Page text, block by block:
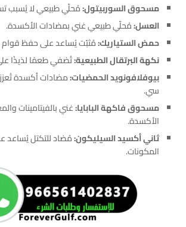
مسحوق السوربيتول:مُحلّي طبيعي لا يُسبب
العسل:مُحلّي طبيعي غني بمضادات الأكسدة.
حمض الستياريك:مُثبّت يُساعد على حفظ قوام
نكهة البرتقال الطبيعية:تُضفي طعمًا لذيذًا
بيوفلافونويد الحمضيات:مضادات أكسدة
سي.
مسحوق فاكهة البابايا:غني بالفيتامينات
الأكسدة.
ثاني أكسيد السيليكون:مُضاد للتكتل يُساعد
المكونات.